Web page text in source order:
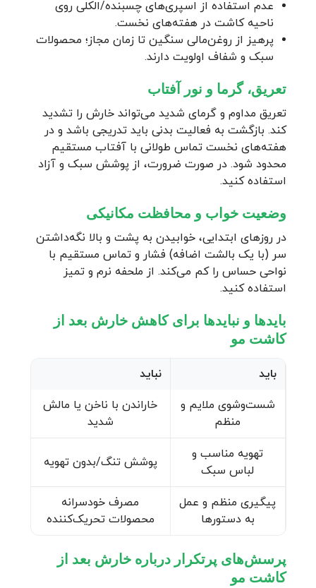
عدم استفاده از اسپری‌های چسبنده/الکلی روی
ناحیه کاشت در هفته‌های نخست.
پرهیز از روغن‌مالی سنگین تا زمان مجاز؛ محصولات
سبک و شفاف اولویت دارند.
تعریق، گرما و نور آفتاب
تعریق مداوم و گرمای شدید می‌تواند خارش را تشدید
کند. بازگشت به فعالیت بدنی باید تدریجی باشد و در
هفته‌های نخست تماس طولانی با آفتاب مستقیم
محدود شود. در صورت ضرورت، از پوشش سبک و آزاد
استفاده کنید.
وضعیت خواب و محافظت مکانیکی
در روزهای ابتدایی، خوابیدن به پشت و بالا نگه‌داشتن
سر (با یک بالشت اضافه) فشار و تماس مستقیم با
نواحی حساس را کم می‌کند. از ملحفه نرم و تمیز
استفاده کنید.
بایدها و نبایدها برای کاهش خارش بعد از
کاشت مو
باید
نباید
شست‌وشوی ملایم و
منظم
خاراندن با ناخن یا مالش
شدید
تهویه مناسب و
لباس سبک
پوشش تنگ/بدون تهویه
پیگیری منظم و عمل
به دستورها
مصرف خودسرانه
محصولات تحریک‌کننده
پرسش‌های پرتکرار درباره خارش بعد از
کاشت مو